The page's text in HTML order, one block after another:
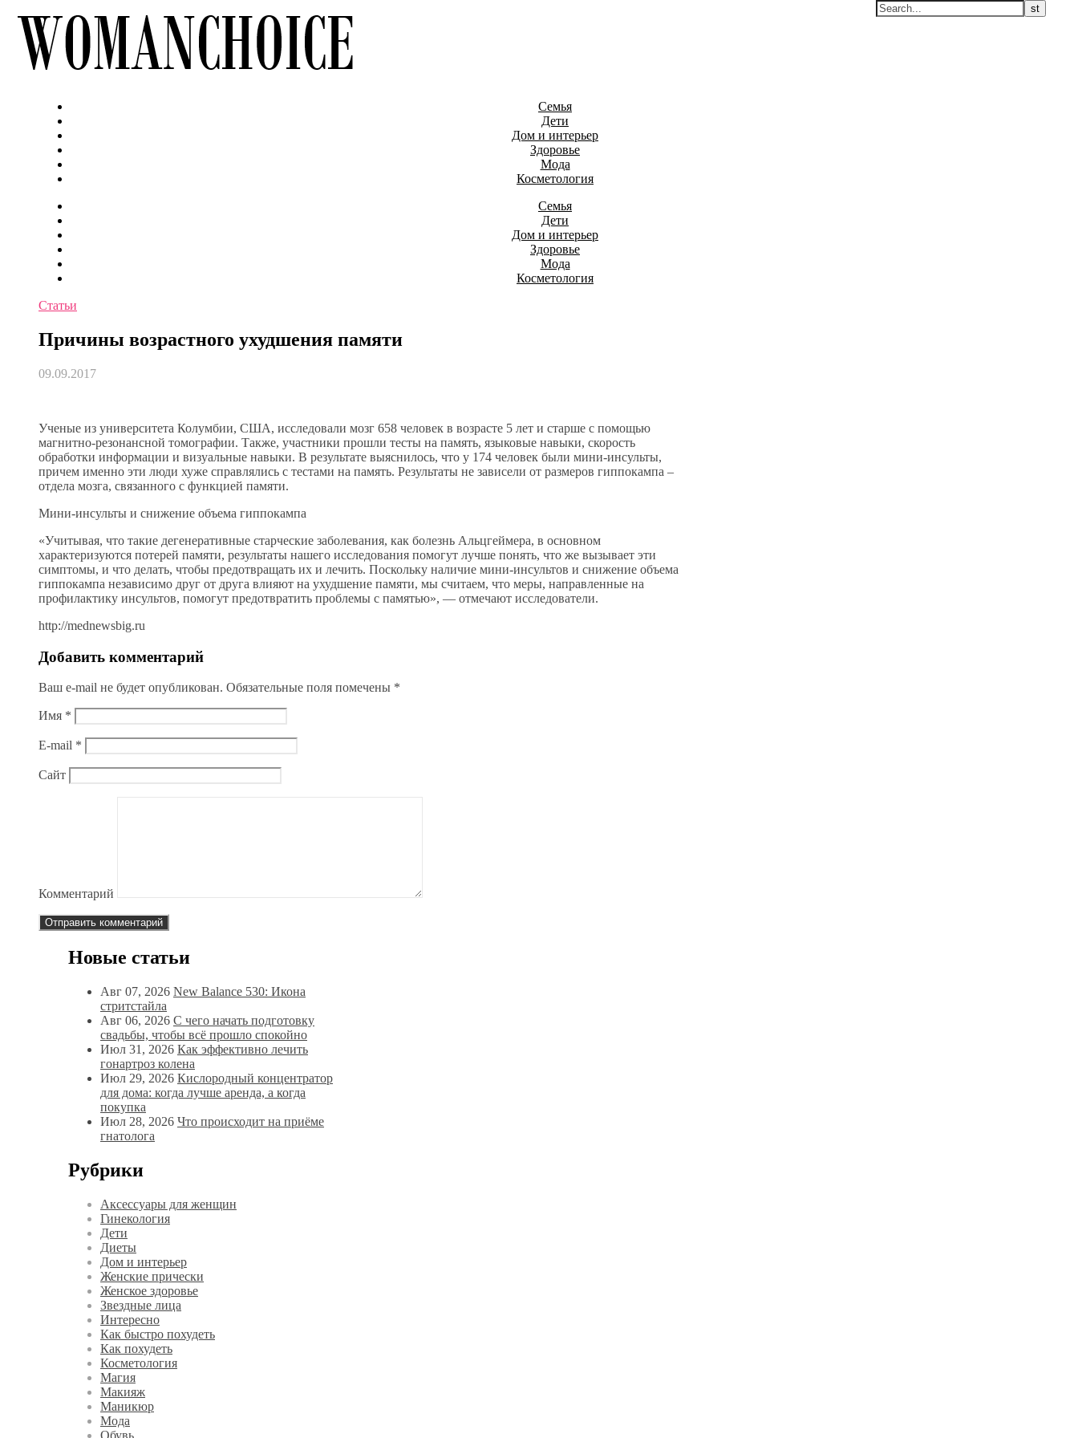
Семья
Дети
Дом и интерьер
Здоровье
Мода
Косметология
Семья
Дети
Дом и интерьер
Здоровье
Мода
Косметология
Статьи
Причины возрастного ухудшения памяти
09.09.2017
Ученые из университета Колумбии, США, исследовали мозг 658 человек в возрасте 5 лет и старше с помощью
магнитно-резонансной томографии. Также, участники прошли тесты на память, языковые навыки, скорость
обработки информации и визуальные навыки. В результате выяснилось, что у 174 человек были мини-инсульты,
причем именно эти люди хуже справлялись с тестами на память. Результаты не зависели от размеров гиппокампа –
отдела мозга, связанного с функцией памяти.
Мини-инсульты и снижение объема гиппокампа
«Учитывая, что такие дегенеративные старческие заболевания, как болезнь Альцгеймера, в основном
характеризуются потерей памяти, результаты нашего исследования помогут лучше понять, что же вызывает эти
симптомы, и что делать, чтобы предотвращать их и лечить. Поскольку наличие мини-инсультов и снижение объема
гиппокампа независимо друг от друга влияют на ухудшение памяти, мы считаем, что меры, направленные на
профилактику инсультов, помогут предотвратить проблемы с памятью», — отмечают исследователи.
http://mednewsbig.ru
Добавить комментарий
Ваш e-mail не будет опубликован. Обязательные поля помечены *
Имя *
E-mail *
Сайт
Комментарий
Новые статьи
Авг 07, 2026 New Balance 530: Икона
стритстайла
Авг 06, 2026 С чего начать подготовку
свадьбы, чтобы всё прошло спокойно
Июл 31, 2026 Как эффективно лечить
гонартроз колена
Июл 29, 2026 Кислородный концентратор
для дома: когда лучше аренда, а когда
покупка
Июл 28, 2026 Что происходит на приёме
гнатолога
Рубрики
Аксессуары для женщин
Гинекология
Дети
Диеты
Дом и интерьер
Женские прически
Женское здоровье
Звездные лица
Интересно
Как быстро похудеть
Как похудеть
Косметология
Магия
Макияж
Маникюр
Мода
Обувь